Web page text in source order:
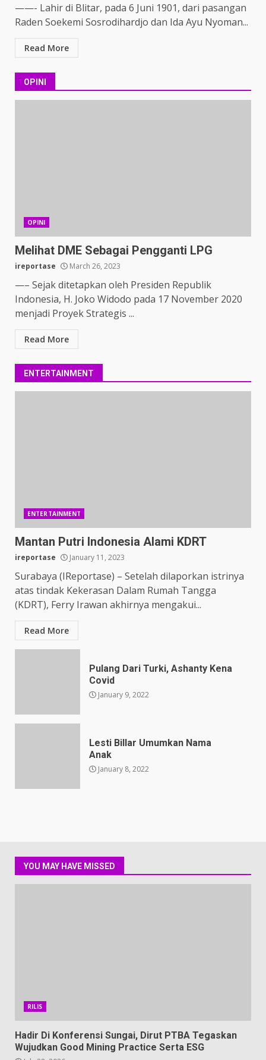
——- Lahir di Blitar, pada 6 Juni 1901, dari pasangan
Raden Soekemi Sosrodihardjo dan Ida Ayu Nyoman...
Read More
OPINI
OPINI
Melihat DME Sebagai Pengganti LPG
ireportase March 26, 2023
—– Sejak ditetapkan oleh Presiden Republik
Indonesia, H. Joko Widodo pada 17 November 2020
menjadi Proyek Strategis ...
Read More
ENTERTAINMENT
ENTERTAINMENT
Mantan Putri Indonesia Alami KDRT
ireportase January 11, 2023
Surabaya (IReportase) – Setelah dilaporkan istrinya
atas tindak Kekerasan Dalam Rumah Tangga
(KDRT), Ferry Irawan akhirnya mengakui...
Read More
Pulang Dari Turki, Ashanty Kena
Covid
January 9, 2022
Lesti Billar Umumkan Nama
Anak
January 8, 2022
YOU MAY HAVE MISSED
RILIS
Hadir Di Konferensi Sungai, Dirut PTBA Tegaskan
Wujudkan Good Mining Practice Serta ESG